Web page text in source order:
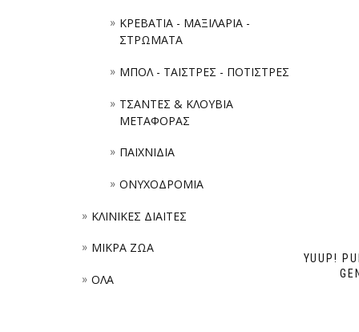
YUUP!
ΚΡΕΒΑΤΙΑ - ΜΑΞΙΛΑΡΙΑ -
ΣΤΡΩΜΑΤΑ
ΜΠΟΛ - ΤΑΪΣΤΡΕΣ - ΠΟΤΙΣΤΡΕΣ
ΤΣΑΝΤΕΣ & ΚΛΟΥΒΙΑ
ΜΕΤΑΦΟΡΑΣ
ΠΑΙΧΝΙΔΙΑ
ΟΝΥΧΟΔΡΟΜΙΑ
ΚΛΙΝΙΚΕΣ ΔΙΑΙΤΕΣ
ΜΙΚΡΑ ΖΩΑ
ΟΛΑ